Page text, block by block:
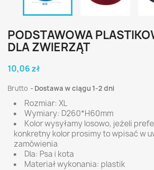
PODSTAWOWA
DLA ZWIERZĄT
10,06 zł
Brutto Dostawa w ciągu 1-2 dni
Rozmiar: XL
Wymiary: D260*H60mm
Kolor wysyłamy losowo, jeżeli
konkretny kolor prosimy to wpisać w
zamówienia
Dla: Psa i kota
Materiał wykonania: plastik